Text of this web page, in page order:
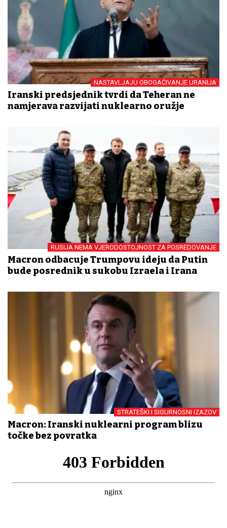
NASTAVLJAJU OBOGAĆIVANJE URANIJA
Iranski predsjednik tvrdi da Teheran ne
namjerava razvijati nuklearno oružje
RUSIJA NEMA VJERODOSTOJNOST ZA POSREDOVANJE
Macron odbacuje Trumpovu ideju da Putin
bude posrednik u sukobu Izraela i Irana
STRATEŠKI I SIGURNOSNI IZAZOV
Macron: Iranski nuklearni program blizu
točke bez povratka